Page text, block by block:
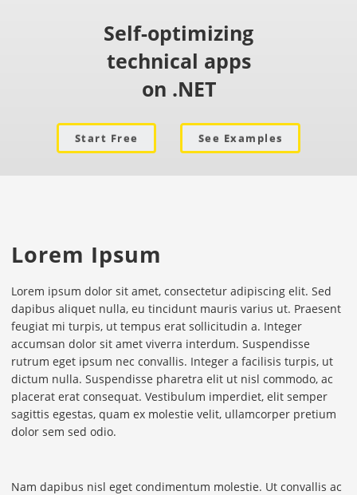
Self-optimizing
technical apps
on .NET
Start Free See Examples
Lorem Ipsum
Lorem ipsum dolor sit amet, consectetur adipiscing elit. Sed
dapibus aliquet nulla, eu tincidunt mauris varius ut. Praesent
feugiat mi turpis, ut tempus erat sollicitudin a. Integer
accumsan dolor sit amet viverra interdum. Suspendisse
rutrum eget ipsum nec convallis. Integer a facilisis turpis, ut
dictum nulla. Suspendisse pharetra elit ut nisl commodo, ac
placerat erat consequat. Vestibulum imperdiet, elit semper
sagittis egestas, quam ex molestie velit, ullamcorper pretium
dolor sem sed odio.
Nam dapibus nisl eget condimentum molestie. Ut convallis ac